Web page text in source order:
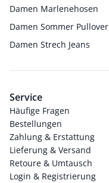
Damen Marlenehosen
Damen Sommer Pullover
Damen Strech Jeans
Service
Häufige Fragen
Bestellungen
Zahlung & Erstattung
Lieferung & Versand
Retoure & Umtausch
Login & Registrierung